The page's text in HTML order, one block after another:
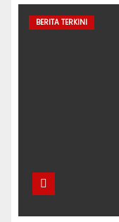
BERITA TERKINI